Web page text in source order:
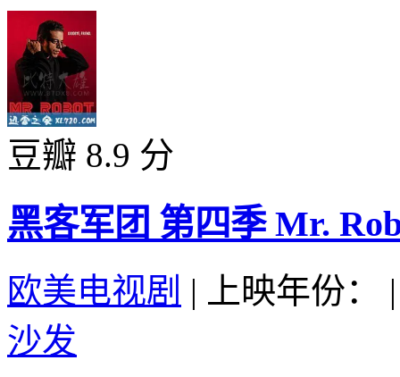
豆瓣 8.9 分
黑客军团 第四季 Mr.
欧美电视剧 | 上映年份：
|
沙发